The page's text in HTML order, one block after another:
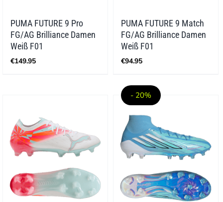
PUMA FUTURE 9 Pro
FG/AG Brilliance Damen
Weiß F01
€149.95
PUMA FUTURE 9 Match
FG/AG Brilliance Damen
Weiß F01
€94.95
- 20%